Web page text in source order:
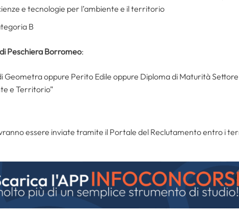
e tecnologie per l’ambiente e il territorio
B
Peschiera Borromeo:
Geometra oppure Perito Edile oppure Diploma di Maturità Settore
e Territorio”
essere inviate tramite il Portale del Reclutamento entro i